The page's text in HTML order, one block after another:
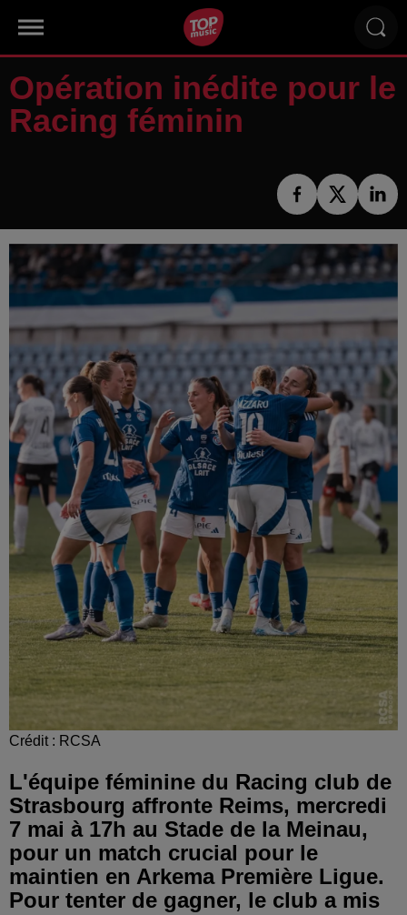
Opération inédite pour le
Racing féminin
Crédit : RCSA
L'équipe féminine du Racing club de
Strasbourg affronte Reims, mercredi
7 mai à 17h au Stade de la Meinau,
pour un match crucial pour le
maintien en Arkema Première Ligue.
Pour tenter de gagner, le club a mis